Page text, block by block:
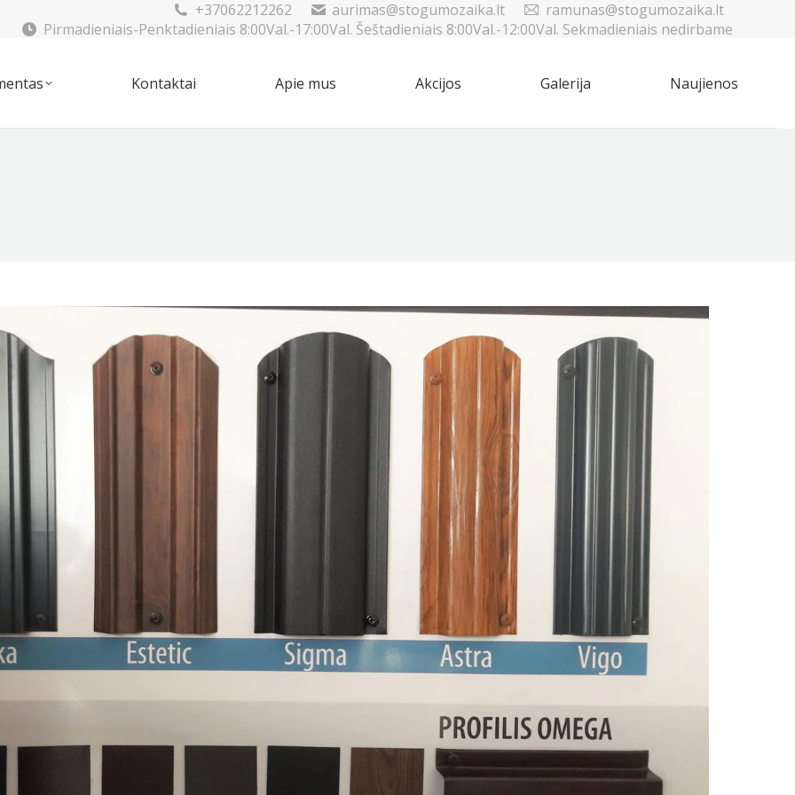
+37062212262 aurimas@stogumozaika.lt
ramunas@stogumozaika.lt
Pirmadieniais-Penktadieniais 8:00Val.-17:00Val. Šeštadieniais 8:00Val.-12:00Val. Sekmadieniais nedirbame
Kontaktai Apie mus Akcijos Galerija Naujienos
Kontaktai Apie mus Akcijos Galerija Naujienos